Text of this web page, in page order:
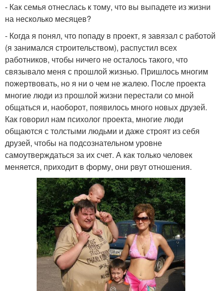
- Как семья отнеслась к тому, что вы выпадете из жизни
на несколько месяцев?
- Когда я понял, что попаду в проект, я завязал с работой
(я занимался строительством), распустил всех
работников, чтобы ничего не осталось такого, что
связывало меня с прошлой жизнью. Пришлось многим
пожертвовать, но я ни о чем не жалею. После проекта
многие люди из прошлой жизни перестали со мной
общаться и, наоборот, появилось много новых друзей.
Как говорил нам психолог проекта, многие люди
общаются с толстыми людьми и даже строят из себя
друзей, чтобы на подсознательном уровне
самоутверждаться за их счет. А как только человек
меняется, приходит в форму, они рвут отношения.